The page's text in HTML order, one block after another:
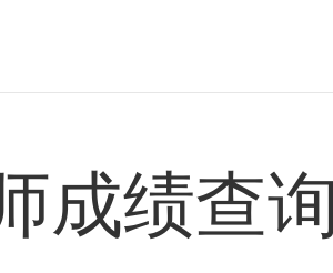
成绩查